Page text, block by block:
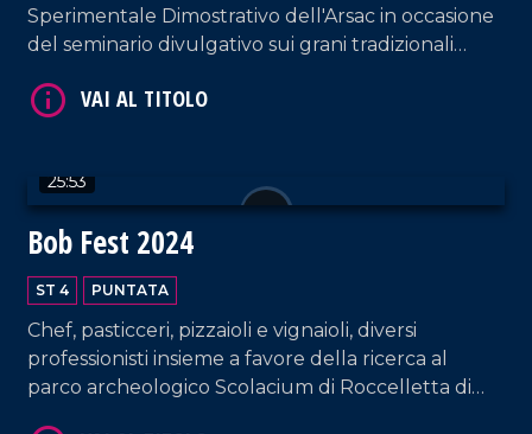
Sperimentale Dimostrativo dell'Arsac in occasione
del seminario divulgativo sui grani tradizionali
25:53
Bob Fest 2024
ST 4 PUNTATA
Chef, pasticceri, pizzaioli e vignaioli, diversi
professionisti insieme a favore della ricerca al
parco archeologico Scolacium di Roccelletta di
VAI AL TITOLO
VAI AL TITOLO